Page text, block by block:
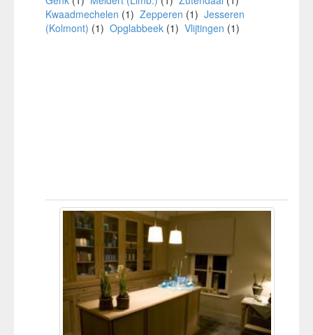
Kwaadmechelen (1) Zepperen (1) Jesseren
(Kolmont) (1) Opglabbeek (1) Vlijtingen (1)